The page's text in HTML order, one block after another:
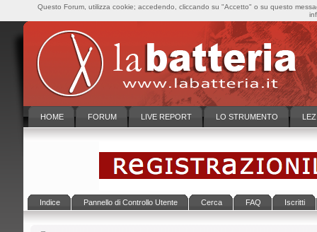
HOME FORUM LIVE REPORT LO STRUMENTO
Indice Pannello di Controllo Utente Cerca FAQ Iscritti
Questo Forum, utilizza cookie; accedendo, cliccando su "Accetto" o su questo